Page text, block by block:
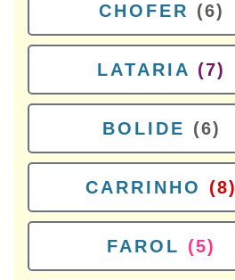
CHOFER (6)
LATARIA (7)
BOLIDE (6)
CARRINHO (8)
FAROL (5)